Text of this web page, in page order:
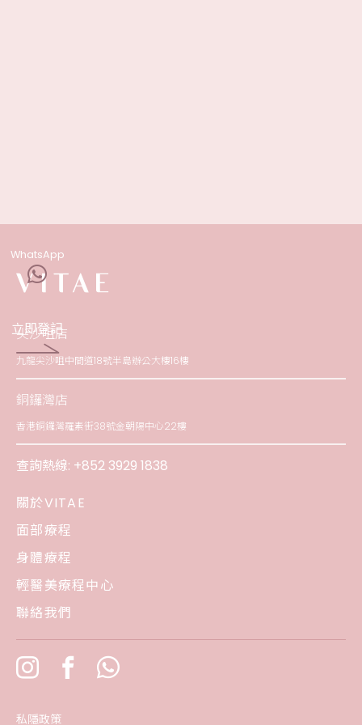
WhatsApp
立即登記
尖沙咀店
九龍尖沙咀中間道18號半島辦公大樓16樓
銅鑼灣店
香港銅鑼灣羅素街38號金朝陽中心22樓
查詢熱線: +852 3929 1838
關於VITAE
面部療程
身體療程
輕醫美療程中心
聯絡我們
私隱政策